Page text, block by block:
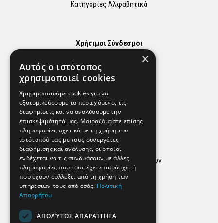
Κατηγορίες Αλφαβητικά
Χρήσιμοι Σύνδεσμοι
Χρήσιμα Τηλέφωνα
Εφημερεύοντα Φαρμακεία
Απόρρητο
Όροι Χρήσης
Πολιτική προστασίας δεδομένων
Findhere
Social Media
×
Αυτός ο ιστότοπος
χρησιμοποιεί cookies
Χρησιμοποιούμε cookies για να
εξατομικεύσουμε το περιεχόμενο, τις
διαφημίσεις και να αναλύσουμε την
επισκεψιμότητά μας. Μοιραζόμαστε επίσης
πληροφορίες σχετικά με τη χρήση του
ιστότοπού μας με τους συνεργάτες
διαφήμισης και ανάλυσης, οι οποίοι
ενδέχεται να τις συνδυάσουν με άλλες
πληροφορίες που τους έχετε παράσχει ή
που έχουν συλλέξει από τη χρήση των
υπηρεσιών τους από εσάς. Πολιτική
Απορρήτου
ΑΠΟΛΎΤΩΣ ΑΠΑΡΑΊΤΗΤΑ